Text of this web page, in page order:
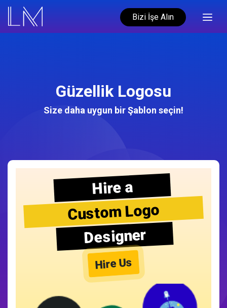
Bizi İşe Alın
Güzellik Logosu
Size daha uygun bir Şablon seçin!
Hire a
Custom Logo
Designer
Hire Us